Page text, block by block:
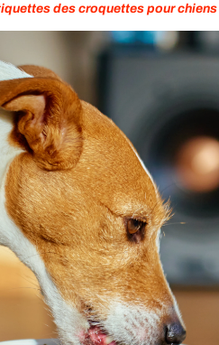
des croquettes pour